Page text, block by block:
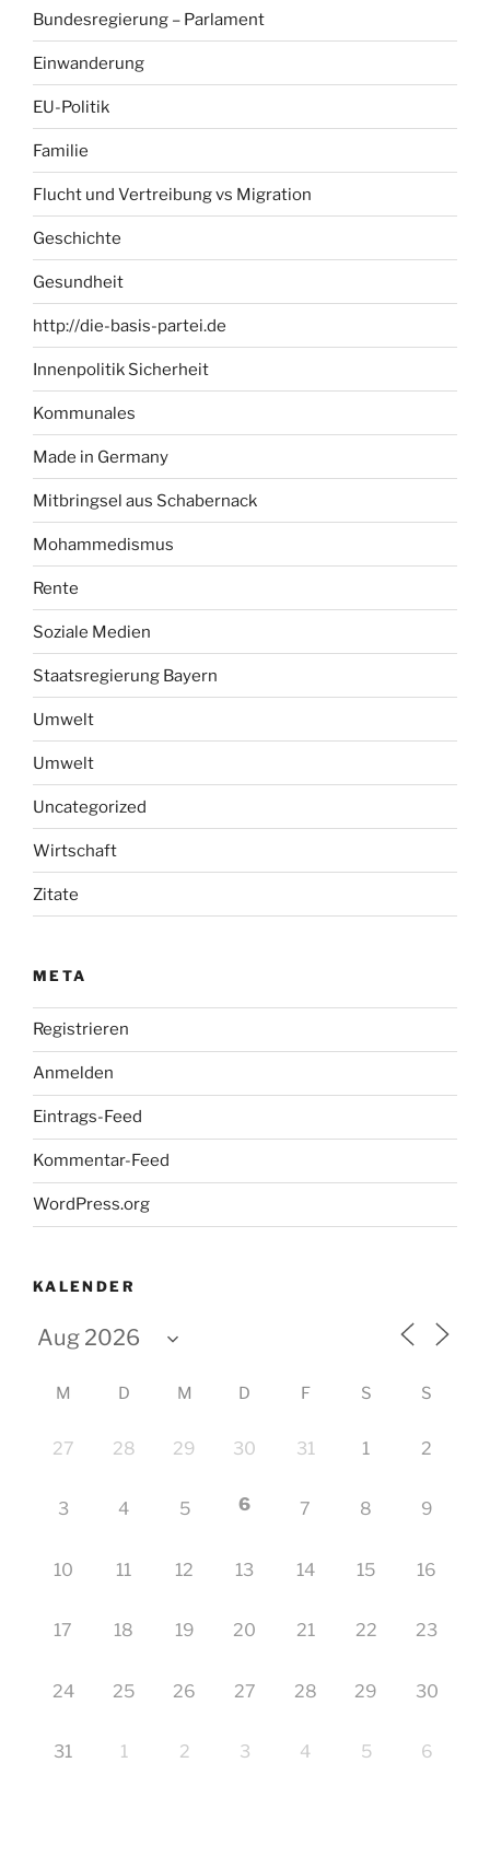
Bundesregierung – Parlament
Einwanderung
EU-Politik
Familie
Flucht und Vertreibung vs Migration
Geschichte
Gesundheit
http://die-basis-partei.de
Innenpolitik Sicherheit
Kommunales
Made in Germany
Mitbringsel aus Schabernack
Mohammedismus
Rente
Soziale Medien
Staatsregierung Bayern
Umwelt
Umwelt
Uncategorized
Wirtschaft
Zitate
META
Registrieren
Anmelden
Eintrags-Feed
Kommentar-Feed
WordPress.org
KALENDER
M D M D F S S
27 28 29 30 31 1 2
3 4 5 6 7 8 9
10 11 12 13 14 15 16
17 18 19 20 21 22 23
24 25 26 27 28 29 30
31 1 2 3 4 5 6